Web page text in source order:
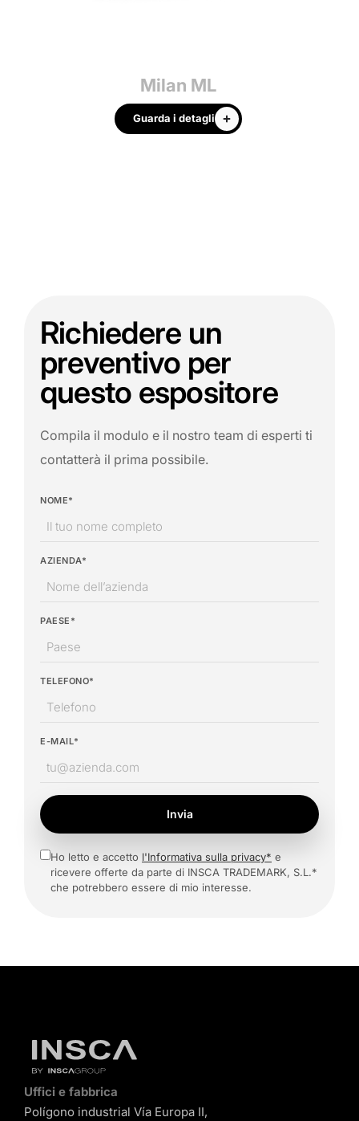
Milan ML
Guarda i detagli
Richiedere un
preventivo per
questo espositore
Compila il modulo e il nostro team di esperti ti
contatterà il prima possibile.
NOME*
AZIENDA*
PAESE*
TELEFONO*
E-MAIL*
Invia
Ho letto e accetto l'Informativa sulla privacy* e
ricevere offerte da parte di INSCA TRADEMARK, S.L.*
che potrebbero essere di mio interesse.
Uffici e fabbrica
Polígono industrial Vía Europa II,